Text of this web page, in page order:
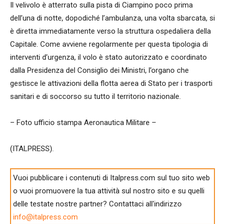
Il velivolo è atterrato sulla pista di Ciampino poco prima
dell’una di notte, dopodiché l’ambulanza, una volta sbarcata, si
è diretta immediatamente verso la struttura ospedaliera della
Capitale. Come avviene regolarmente per questa tipologia di
interventi d’urgenza, il volo è stato autorizzato e coordinato
dalla Presidenza del Consiglio dei Ministri, l’organo che
gestisce le attivazioni della flotta aerea di Stato per i trasporti
sanitari e di soccorso su tutto il territorio nazionale.
– Foto ufficio stampa Aeronautica Militare –
(ITALPRESS).
Vuoi pubblicare i contenuti di Italpress.com sul tuo sito web
o vuoi promuovere la tua attività sul nostro sito e su quelli
delle testate nostre partner? Contattaci all'indirizzo
info@italpress.com